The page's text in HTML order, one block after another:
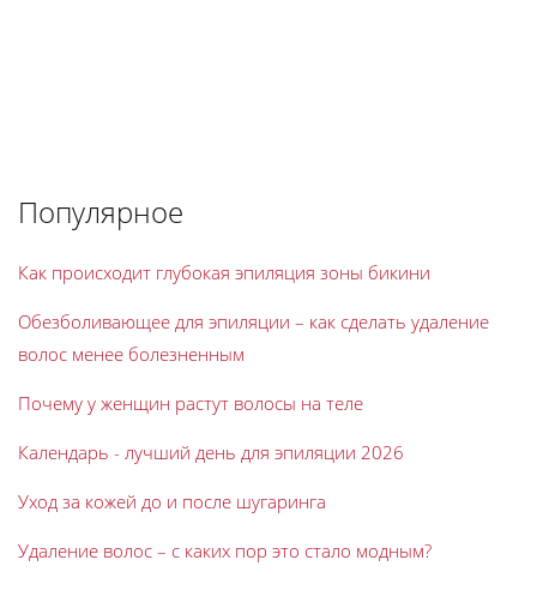
Популярное
Как происходит глубокая эпиляция зоны бикини
Обезболивающее для эпиляции – как сделать удаление
волос менее болезненным
Почему у женщин растут волосы на теле
Календарь - лучший день для эпиляции 2026
Уход за кожей до и после шугаринга
Удаление волос – с каких пор это стало модным?